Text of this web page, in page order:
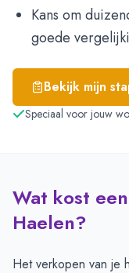
Kans om
goede
Bekijk mijn
Speciaal voor jouw
Wat kost
Haelen?
Het verkopen van je